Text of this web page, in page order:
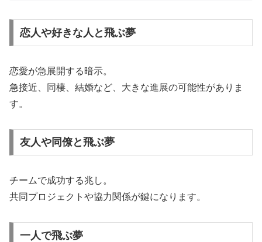
恋人や好きな人と飛ぶ夢
恋愛が急展開する暗示。
急接近、同棲、結婚など、大きな進展の可能性がありま
す。
友人や同僚と飛ぶ夢
チームで成功する兆し。
共同プロジェクトや協力関係が鍵になります。
一人で飛ぶ夢